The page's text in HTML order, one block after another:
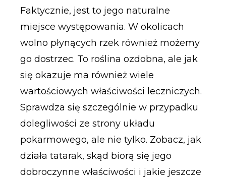
Faktycznie, jest to jego naturalne
miejsce występowania. W okolicach
wolno płynących rzek również możemy
go dostrzec. To roślina ozdobna, ale jak
się okazuje ma również wiele
wartościowych właściwości leczniczych.
Sprawdza się szczególnie w przypadku
dolegliwości ze strony układu
pokarmowego, ale nie tylko. Zobacz, jak
działa tatarak, skąd biorą się jego
dobroczynne właściwości i jakie jeszcze